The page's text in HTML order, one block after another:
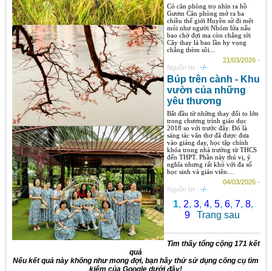
Có căn phòng trọ nhìn ra hồ
Gươm Căn phòng mở ra ba
chiều thế giới Huyền sử đi mệt
mỏi như người Nhóm lửa nấu
bao chờ đợi ma còn chẳng tới
Cây thay lá bao lần hy vọng
chẳng thèm sôi...
21/03/2026 -
Nguồn tin : -/-
Búp trên cành - Khu
vườn của những
yêu thương
Bắt đầu từ những thay đổi to lớn
trong chương trình giáo dục
2018 so với trước đây. Đó là
sáng tác văn thơ đã được đưa
vào giảng dạy, học tập chính
khóa trong nhà trường từ THCS
đến THPT. Phần này thú vị, ý
nghĩa nhưng rất khó với đa số
học sinh và giáo viên....
04/03/2026 -
Nguồn tin : -/-
1,2,3,4,5,6, 7,8,
9
Trang sau
Tìm thấy tổng cộng 171 kết
quả
Nếu kết quả này không như mong đợi, bạn hãy thử sử dụng công cụ tìm